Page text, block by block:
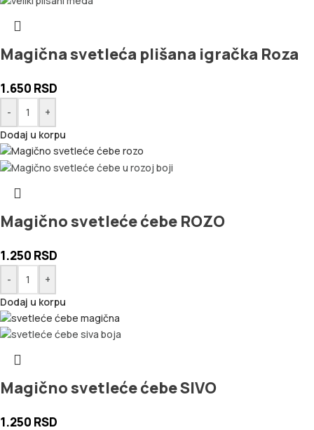
Magična svetleća plišana igračka Roza
1.650 RSD
-
+
Dodaj u korpu
Magično svetleće ćebe ROZO
1.250 RSD
-
+
Dodaj u korpu
Magično svetleće ćebe SIVO
1.250 RSD